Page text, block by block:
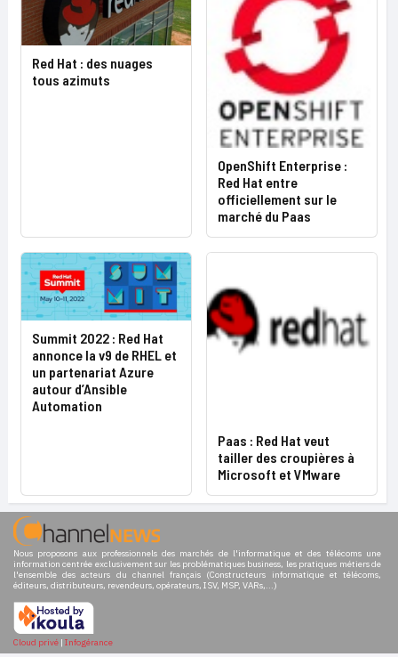
Red Hat : des nuages
tous azimuts
OpenShift Enterprise :
Red Hat entre
officiellement sur le
marché du Paas
Summit 2022 : Red Hat
annonce la v9 de RHEL et
un partenariat Azure
autour d’Ansible
Automation
Paas : Red Hat veut
tailler des croupières à
Microsoft et VMware
Nous proposons aux professionnels des marchés de l'informatique et des télécoms une
information centrée exclusivement sur les problématiques business, les pratiques métiers de
l'ensemble des acteurs du channel français (Constructeurs informatique et télécoms,
éditeurs, distributeurs, revendeurs, opérateurs, ISV, MSP, VARs,...)
Cloud privé | Infogérance